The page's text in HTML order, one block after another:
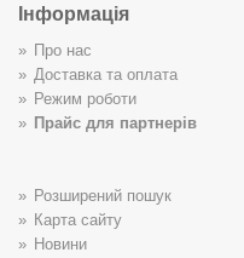
Інформація
Про нас
Доставка та оплата
Режим роботи
Прайс для партнерів
Розширений пошук
Карта сайту
Новини